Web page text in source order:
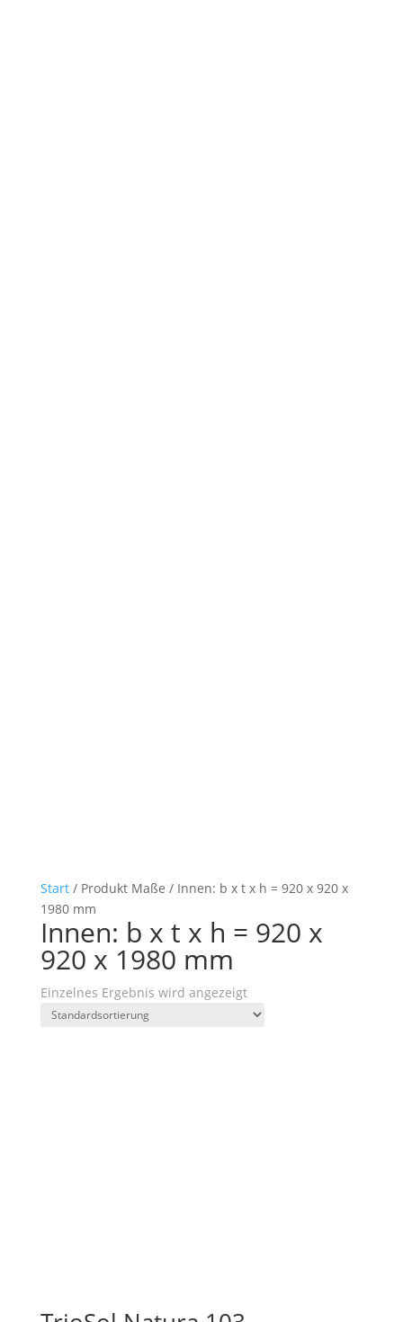
Start/ Produkt Maße / Innen: b x t x h = 920 x 920 x
1980 mm
Innen: b x t x h = 920 x
920 x 1980 mm
Einzelnes Ergebnis wird angezeigt